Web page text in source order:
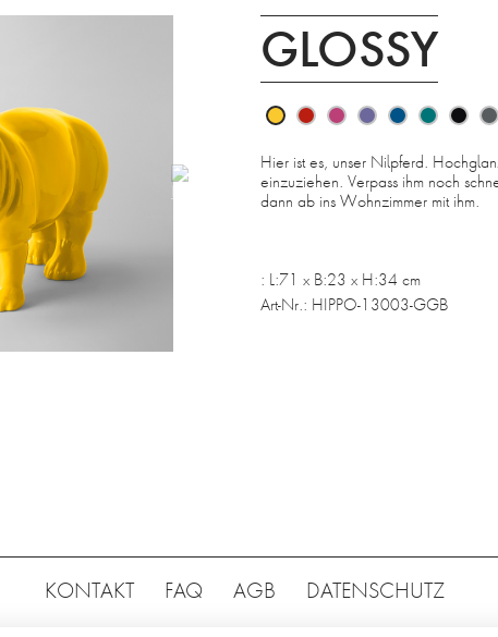
GLOSSY
Hier ist es, unser Nilpferd.
einzuziehen. Verpass ihm noch
dann ab ins Wohnzimmer mit ihm.
: L:71 x B:23 x H:34 cm
Art-Nr.: HIPPO-13003-GGB
KONTAKT FAQ AGB DATENSCHUTZ